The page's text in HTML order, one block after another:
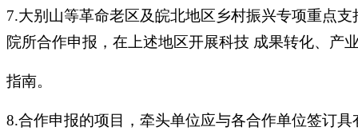
7.大别山等革命老区及皖北地区乡村振兴专项重点
院所合作申报，在上述地区开展科技 成果转化、产
指南。
8.合作申报的项目，牵头单位应与各合作单位签订